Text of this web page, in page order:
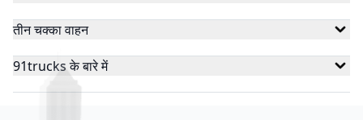
तीन चक्का वाहन
91trucks के बारे में